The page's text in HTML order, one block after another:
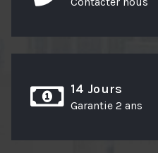
14 Jours
Garantie 2 ans